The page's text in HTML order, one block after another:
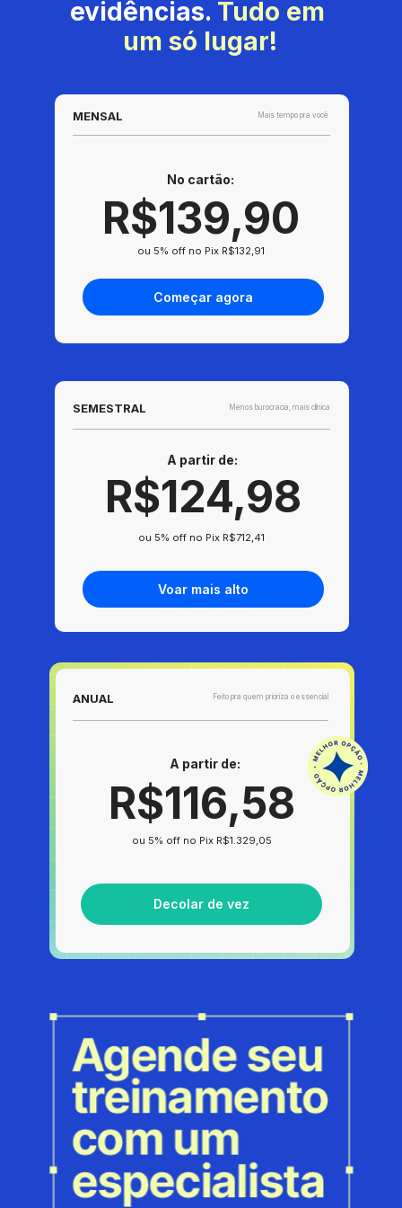
evidências. Tudo em
um só lugar!
ANUAL
SEMESTRAL
MENSAL
Menos burocracia, mais clínica
Feito pra quem prioriza o essencial
Mais tempo pra você
A partir de:
A partir de:
No cartão:
R$116,58
R$124,98
R$139,90
ou 5% off no Pix R$712,41
ou 5% off no Pix R$1.329,05
ou 5% off no Pix R$132,91
Decolar de vez
Voar mais alto
Começar agora